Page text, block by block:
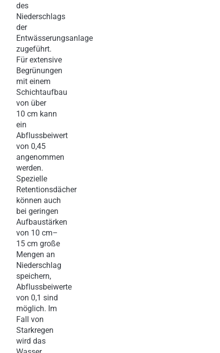
des
Niederschlags
der
Entwässerungsanlage
zugeführt.
Für extensive
Begrünungen
mit einem
Schichtaufbau
von über
10 cm kann
ein
Abflussbeiwert
von 0,45
angenommen
werden.
Spezielle
Retentionsdächer
können auch
bei geringen
Aufbaustärken
von 10 cm–
15 cm große
Mengen an
Niederschlag
speichern,
Abflussbeiwerte
von 0,1 sind
möglich. Im
Fall von
Starkregen
wird das